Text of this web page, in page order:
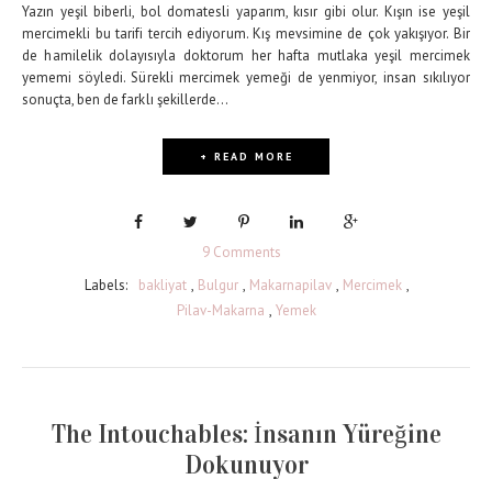
Yazın yeşil biberli, bol domatesli yaparım, kısır gibi olur. Kışın ise yeşil
mercimekli bu tarifi tercih ediyorum. Kış mevsimine de çok yakışıyor. Bir
de hamilelik dolayısıyla doktorum her hafta mutlaka yeşil mercimek
yememi söyledi. Sürekli mercimek yemeği de yenmiyor, insan sıkılıyor
sonuçta, ben de farklı şekillerde...
+ READ MORE
9 Comments
Labels:
bakliyat , Bulgur , Makarnapilav , Mercimek ,
Pilav-Makarna , Yemek
The Intouchables: İnsanın Yüreğine
Dokunuyor